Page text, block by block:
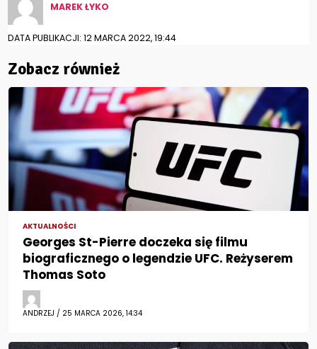
MAREK ŁYKO
DATA PUBLIKACJI: 12 MARCA 2022, 19:44
Zobacz również
AKTUALNOŚCI
Georges St-Pierre doczeka się filmu
biograficznego o legendzie UFC. Reżyserem
Thomas Soto
ANDRZEJ / 25 MARCA 2026, 14:34